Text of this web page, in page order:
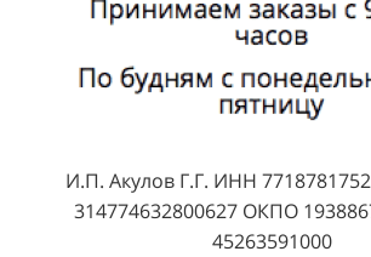
И.П. Акулов Г.Г. ИНН
314774632800627 ОКПО
45263591000